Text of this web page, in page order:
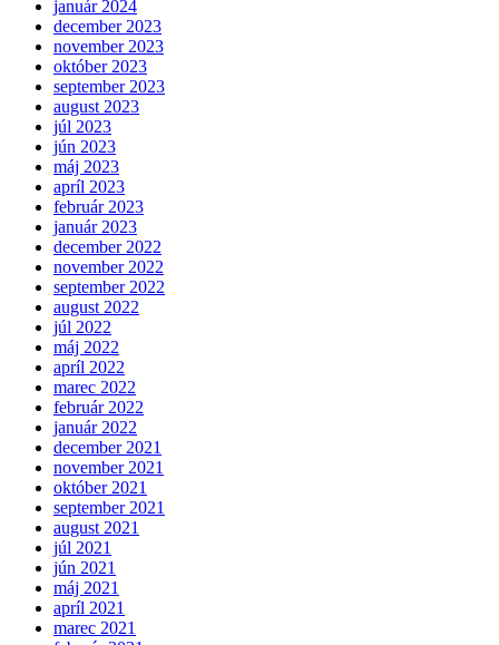
január 2024
december 2023
november 2023
október 2023
september 2023
august 2023
júl 2023
jún 2023
máj 2023
apríl 2023
február 2023
január 2023
december 2022
november 2022
september 2022
august 2022
júl 2022
máj 2022
apríl 2022
marec 2022
február 2022
január 2022
december 2021
november 2021
október 2021
september 2021
august 2021
júl 2021
jún 2021
máj 2021
apríl 2021
marec 2021